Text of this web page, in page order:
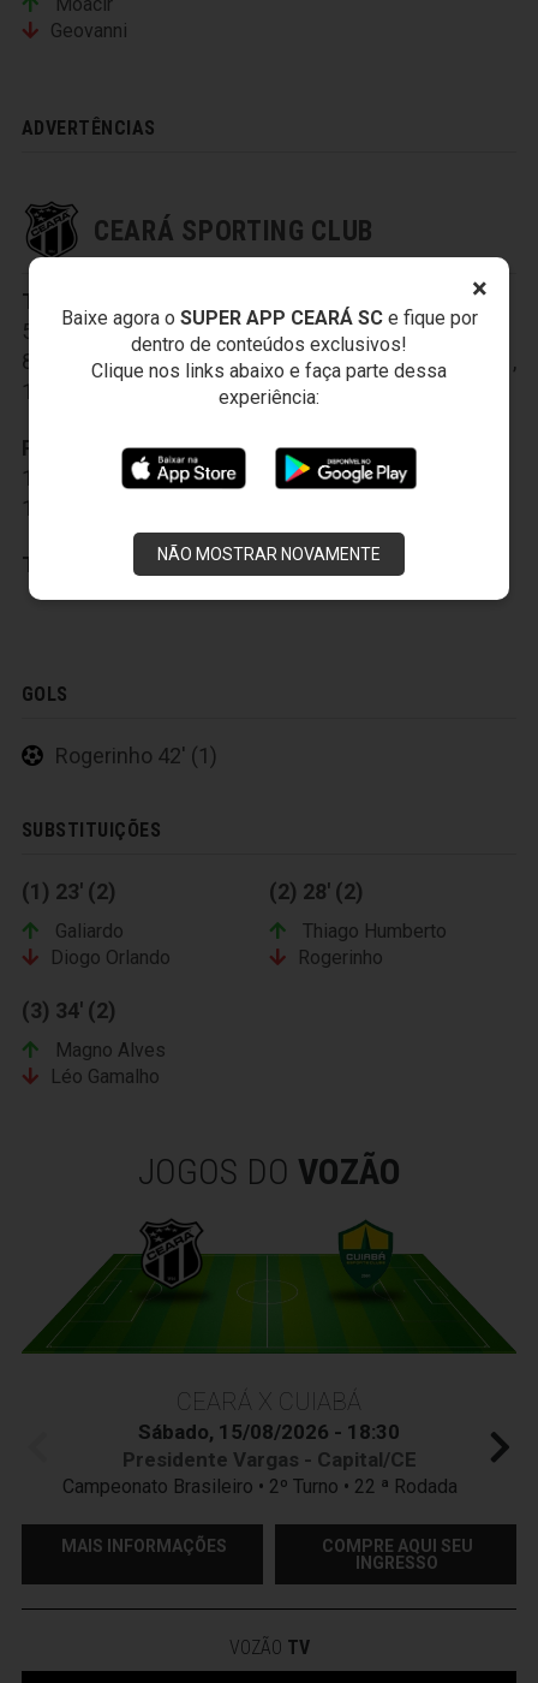
×
Baixe agora o SUPER APP CEARÁ SCe fique por
dentro de conteúdos exclusivos!
Clique nos links abaixo e faça parte dessa
experiência:
NÃO MOSTRAR NOVAMENTE
Moacir
Geovanni
ADVERTÊNCIAS
CEARÁ SPORTING CLUB
Titulares: 4-Diego Ivo
5-João Marcos, 6-Vicente, 7-Lulinha,
8-Diogo Orlando, 9-Mota,10-Rogerinho ,12-Jailson
,
18-Léo Gamalho
Reservas: 11-Magno Alves,13-Hélder Maurílio
14-Anderson Marques, 15-Xaves,
16-Thiago Humberto
Técnico: Sérgio Soares
GOLS
Rogerinho 42' (1)
SUBSTITUIÇÕES
(1) 23' (2)
Galiardo
Diogo Orlando
(2) 28' (2)
Thiago Humberto
Rogerinho
(3) 34' (2)
Magno Alves
Léo Gamalho
JOGOS DO VOZÃO
CEARÁ X CUIABÁ
Sábado, 15/08/2026 - 18:30
Presidente Vargas - Capital/CE
Campeonato Brasileiro • 2º Turno • 22 ª Rodada
MAIS INFORMAÇÕES
COMPRE AQUI SEU
INGRESSO
VOZÃO TV